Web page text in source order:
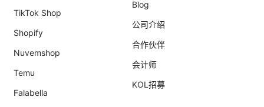
TikTok Shop
Shopify
Nuvemshop
Temu
Falabella
Blog
公司介绍
合作伙伴
会计师
KOL招募